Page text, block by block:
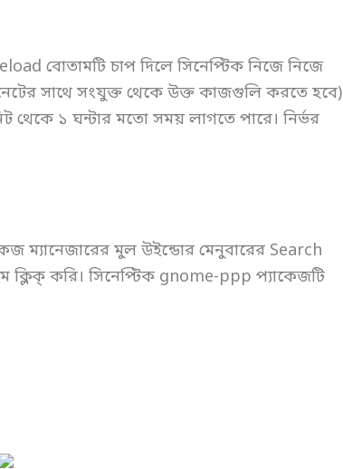
বোতামটি চাপ দিলে সিনেপ্টিক নিজে নিজে
সাথে সংযুক্ত থেকে উক্ত কাজগুলি করতে হবে)
থেকে ১ ঘন্টার মতো সময় লাগতে পারে। নির্ভর
ম্যানেজারের মুল উইন্ডোর মেনুবারের Search
ক্লিক্ করি। সিনেপ্টিক gnome-ppp প্যাকেজটি